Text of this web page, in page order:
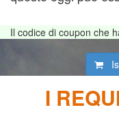
Il codice di coupon che
I